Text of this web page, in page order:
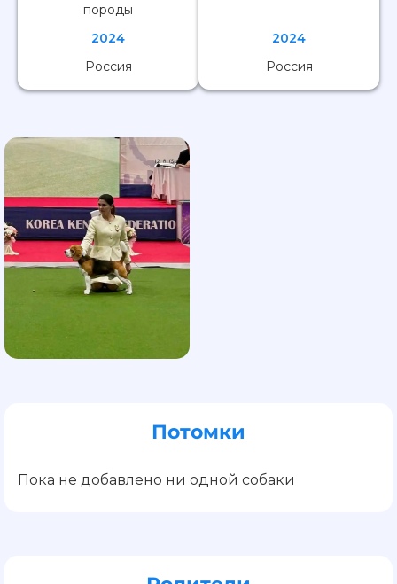
породы
2024
Россия
2024
Россия
Потомки
Пока не добавлено ни одной собаки